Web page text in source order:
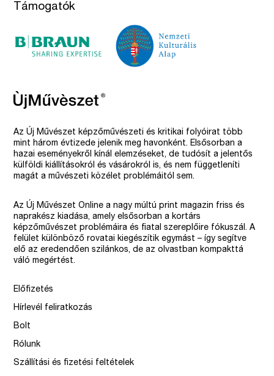
Támogatók
Az Új Művészet képzőművészeti és kritikai folyóirat több
mint három évtizede jelenik meg havonként. Elsősorban a
hazai eseményekről kínál elemzéseket, de tudósít a jelentős
külföldi kiállításokról és vásárokról is, és nem függetleníti
magát a művészeti közélet problémáitól sem.
Az Új Művészet Online a nagy múltú print magazin friss és
naprakész kiadása, amely elsősorban a kortárs
képzőművészet problémáira és fiatal szereplőire fókuszál. A
felület különböző rovatai kiegészítik egymást – így segítve
elő az eredendően szilánkos, de az olvastban kompakttá
váló megértést.
Előfizetés
Hírlevél feliratkozás
Bolt
Rólunk
Szállítási és fizetési feltételek